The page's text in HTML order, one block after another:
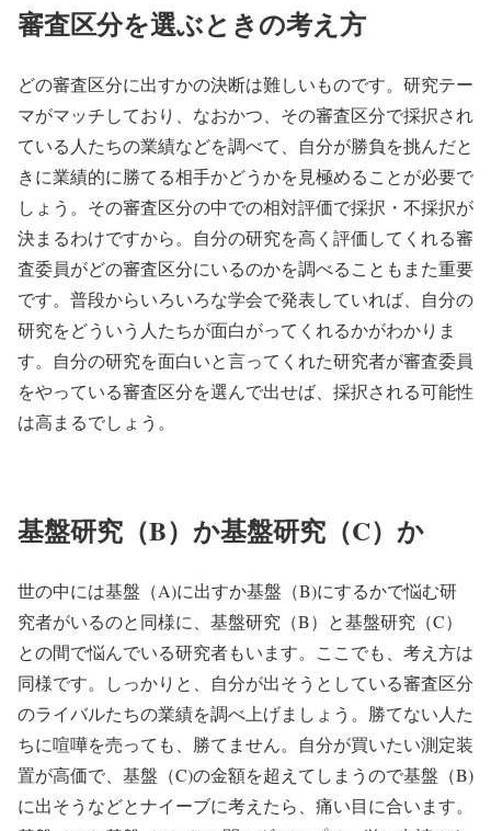
審査区分を選ぶときの考え方
どの審査区分に出すかの決断は難しいものです。研究テー
マがマッチしており、なおかつ、その審査区分で採択され
ている人たちの業績などを調べて、自分が勝負を挑んだと
きに業績的に勝てる相手かどうかを見極めることが必要で
しょう。その審査区分の中での相対評価で採択・不採択が
決まるわけですから。自分の研究を高く評価してくれる審
査委員がどの審査区分にいるのかを調べることもまた重要
です。普段からいろいろな学会で発表していれば、自分の
研究をどういう人たちが面白がってくれるかがわかりま
す。自分の研究を面白いと言ってくれた研究者が審査委員
をやっている審査区分を選んで出せば、採択される可能性
は高まるでしょう。
基盤研究（B）か基盤研究（C）か
世の中には基盤（A)に出すか基盤（B)にするかで悩む研
究者がいるのと同様に、基盤研究（B）と基盤研究（C）
との間で悩んでいる研究者もいます。ここでも、考え方は
同様です。しっかりと、自分が出そうとしている審査区分
のライバルたちの業績を調べ上げましょう。勝てない人た
ちに喧嘩を売っても、勝てません。自分が買いたい測定装
置が高価で、基盤（C)の金額を超えてしまうので基盤（B)
に出そうなどとナイーブに考えたら、痛い目に合います。